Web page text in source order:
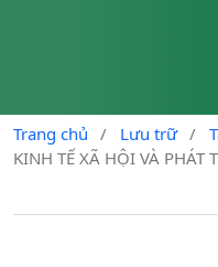
Trang chủ / Lưu trữ /
KINH TẾ XÃ HỘI VÀ PHÁT